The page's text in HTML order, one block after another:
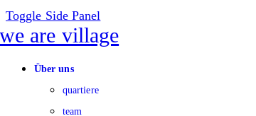
Toggle Side Panel
Über uns
quartiere
team